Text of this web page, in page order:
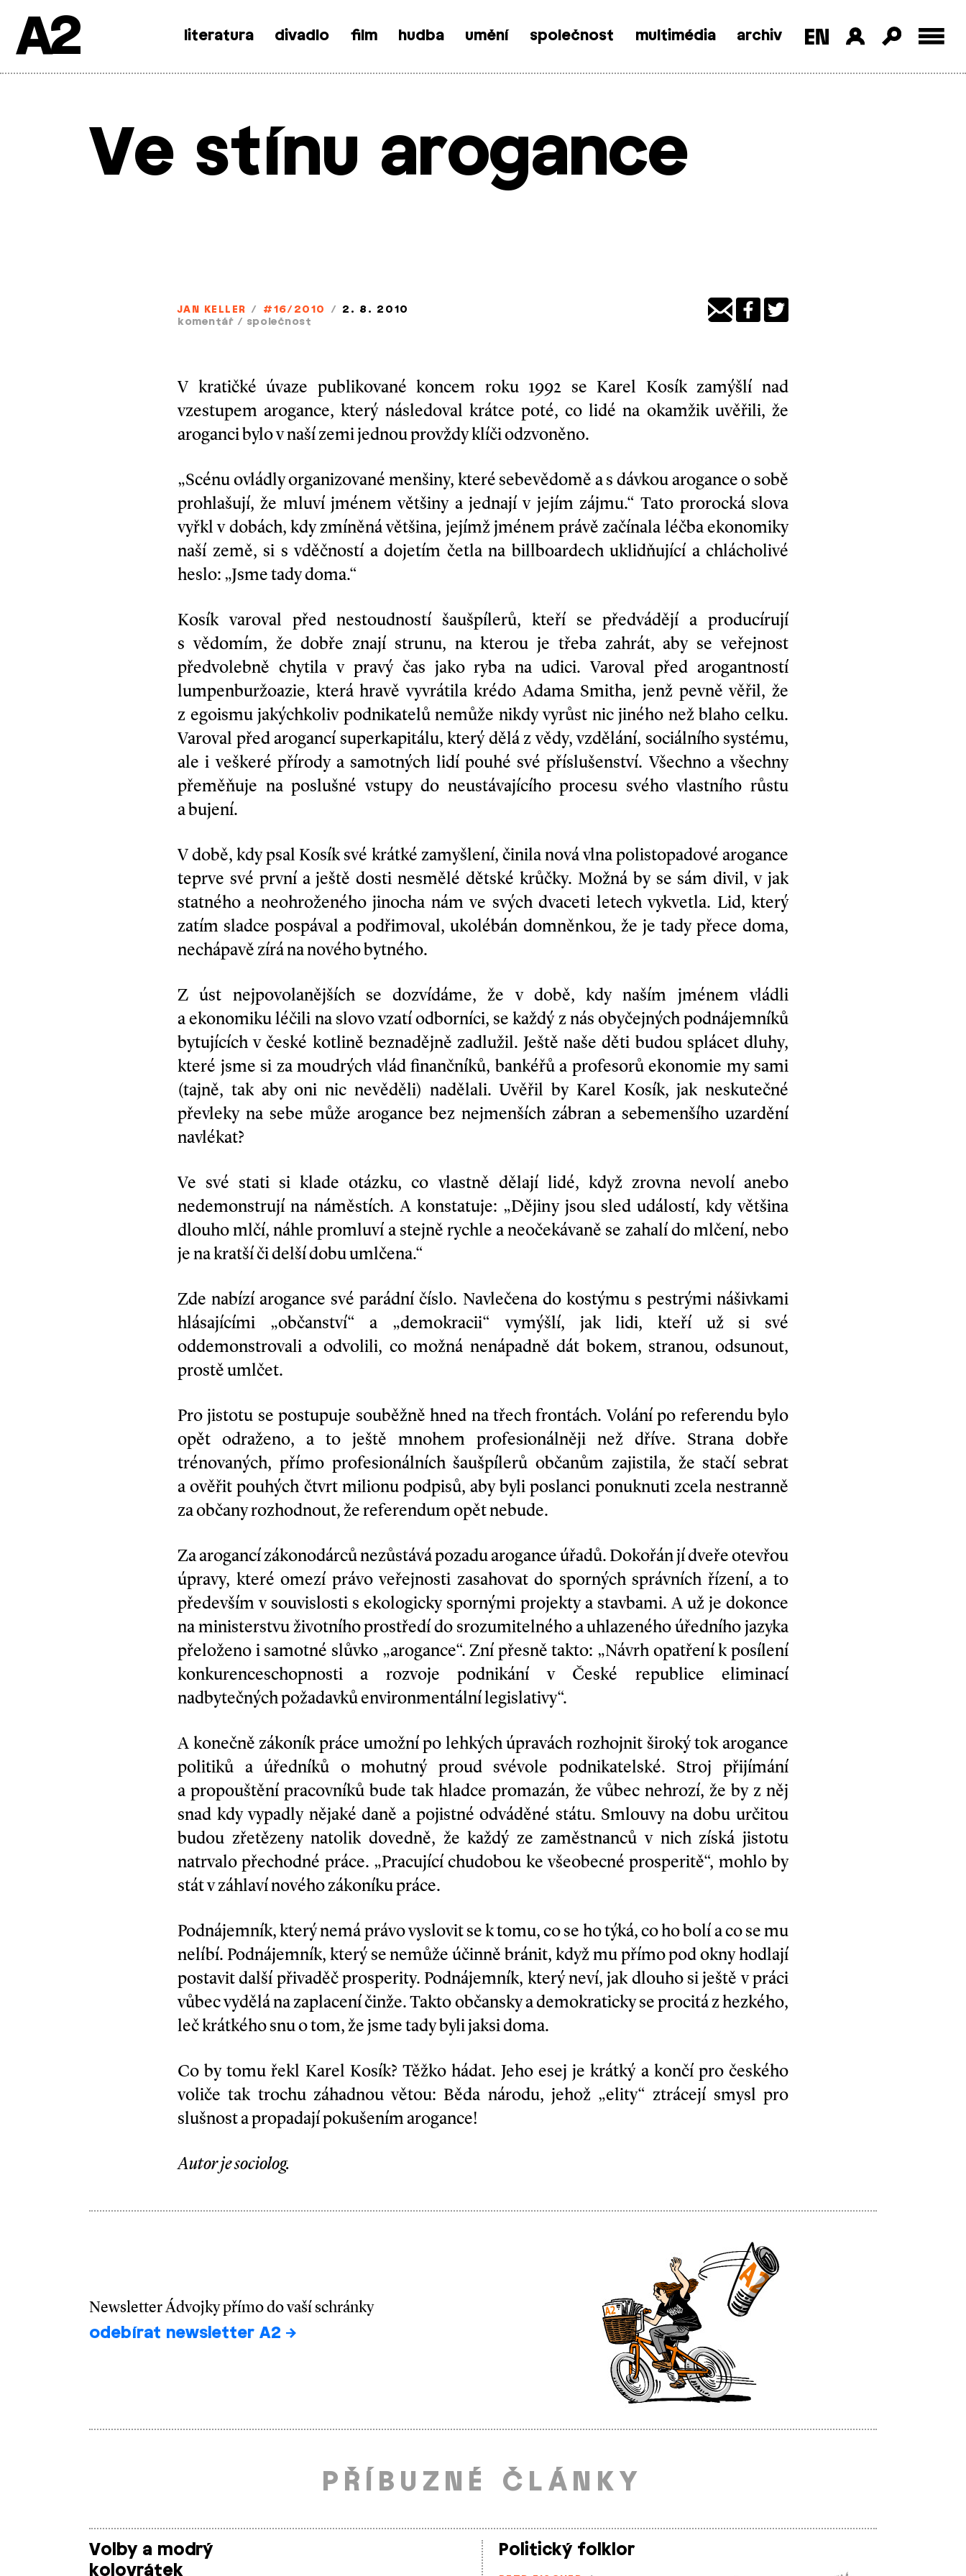
SkipA2 literatura divadlo film hudba umění společnost multimédia archiv
Ve stínu arogance
JAN KELLER / #16/2010 / 2. 8. 2010
komentář / společnost
V kratičké úvaze publikované koncem roku 1992 se Karel Kosík zamýšlí nad
vzestupem arogance, který následoval krátce poté, co lidé na okamžik uvěřili, že
aroganci bylo v naší zemi jednou provždy klíči odzvoněno.
„Scénu ovládly organizované menšiny, které sebevědomě a s dávkou arogance o sobě
prohlašují, že mluví jménem většiny a jednají v jejím zájmu.“ Tato prorocká slova
vyřkl v dobách, kdy zmíněná většina, jejímž jménem právě začínala léčba ekonomiky
naší země, si s vděčností a dojetím četla na billboardech uklidňující a chlácholivé
heslo: „Jsme tady doma.“
Kosík varoval před nestoudností šaušpílerů, kteří se předvádějí a producírují
s vědomím, že dobře znají strunu, na kterou je třeba zahrát, aby se veřejnost
předvolebně chytila v pravý čas jako ryba na udici. Varoval před arogantností
lumpenburžoazie, která hravě vyvrátila krédo Adama Smitha, jenž pevně věřil, že
z egoismu jakýchkoliv podnikatelů nemůže nikdy vyrůst nic jiného než blaho celku.
Varoval před arogancí superkapitálu, který dělá z vědy, vzdělání, sociálního systému,
ale i veškeré přírody a samotných lidí pouhé své příslušenství. Všechno a všechny
přeměňuje na poslušné vstupy do neustávajícího procesu svého vlastního růstu
a bujení.
V době, kdy psal Kosík své krátké zamyšlení, činila nová vlna polistopadové arogance
teprve své první a ještě dosti nesmělé dětské krůčky. Možná by se sám divil, v jak
statného a neohroženého jinocha nám ve svých dvaceti letech vykvetla. Lid, který
zatím sladce pospával a podřimoval, ukolébán domněnkou, že je tady přece doma,
nechápavě zírá na nového bytného.
Z úst nejpovolanějších se dozvídáme, že v době, kdy naším jménem vládli
a ekonomiku léčili na slovo vzatí odborníci, se každý z nás obyčejných podnájemníků
bytujících v české kotlině beznadějně zadlužil. Ještě naše děti budou splácet dluhy,
které jsme si za moudrých vlád finančníků, bankéřů a profesorů ekonomie my sami
(tajně, tak aby oni nic nevěděli) nadělali. Uvěřil by Karel Kosík, jak neskutečné
převleky na sebe může arogance bez nejmenších zábran a sebemenšího uzardění
navlékat?
Ve své stati si klade otázku, co vlastně dělají lidé, když zrovna nevolí anebo
nedemonstrují na náměstích. A konstatuje: „Dějiny jsou sled událostí, kdy většina
dlouho mlčí, náhle promluví a stejně rychle a neočekávaně se zahalí do mlčení, nebo
je na kratší či delší dobu umlčena.“
Zde nabízí arogance své parádní číslo. Navlečena do kostýmu s pestrými nášivkami
hlásajícími „občanství“ a „demokracii“ vymýšlí, jak lidi, kteří už si své
oddemonstrovali a odvolili, co možná nenápadně dát bokem, stranou, odsunout,
prostě umlčet.
Pro jistotu se postupuje souběžně hned na třech frontách. Volání po referendu bylo
opět odraženo, a to ještě mnohem profesionálněji než dříve. Strana dobře
trénovaných, přímo profesionálních šaušpílerů občanům zajistila, že stačí sebrat
a ověřit pouhých čtvrt milionu podpisů, aby byli poslanci ponuknuti zcela nestranně
za občany rozhodnout, že referendum opět nebude.
Za arogancí zákonodárců nezůstává pozadu arogance úřadů. Dokořán jí dveře otevřou
úpravy, které omezí právo veřejnosti zasahovat do sporných správních řízení, a to
především v souvislosti s ekologicky spornými projekty a stavbami. A už je dokonce
na ministerstvu životního prostředí do srozumitelného a uhlazeného úředního jazyka
přeloženo i samotné slůvko „arogance“. Zní přesně takto: „Návrh opatření k posílení
konkurenceschopnosti a rozvoje podnikání v České republice eliminací
nadbytečných požadavků environmentální legislativy“.
A konečně zákoník práce umožní po lehkých úpravách rozhojnit široký tok arogance
politiků a úředníků o mohutný proud svévole podnikatelské. Stroj přijímání
a propouštění pracovníků bude tak hladce promazán, že vůbec nehrozí, že by z něj
snad kdy vypadly nějaké daně a pojistné odváděné státu. Smlouvy na dobu určitou
budou zřetězeny natolik dovedně, že každý ze zaměstnanců v nich získá jistotu
natrvalo přechodné práce. „Pracující chudobou ke všeobecné prosperitě“, mohlo by
stát v záhlaví nového zákoníku práce.
Podnájemník, který nemá právo vyslovit se k tomu, co se ho týká, co ho bolí a co se mu
nelíbí. Podnájemník, který se nemůže účinně bránit, když mu přímo pod okny hodlají
postavit další přivaděč prosperity. Podnájemník, který neví, jak dlouho si ještě v práci
vůbec vydělá na zaplacení činže. Takto občansky a demokraticky se procitá z hezkého,
leč krátkého snu o tom, že jsme tady byli jaksi doma.
Co by tomu řekl Karel Kosík? Těžko hádat. Jeho esej je krátký a končí pro českého
voliče tak trochu záhadnou větou: Běda národu, jehož „elity“ ztrácejí smysl pro
slušnost a propadají pokušením arogance!
Autor je sociolog.
Newsletter Ádvojky přímo do vaší schránky
odebírat newsletter A2
PŘÍBUZNÉ ČLÁNKY
Volby a modrý
kolovrátek
Politický folklor